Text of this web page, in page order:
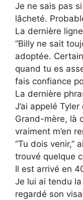
Je ne sais pas
lâcheté.
La dernière
“Billy ne sait
adoptée.
quand tu es
fais confiance
La dernière
J’ai appelé
Grand-mère, là
vraiment m’en
“Tu dois venir,”
trouvé quelque
Il est arrivé en
Je lui ai tendu
regardé son